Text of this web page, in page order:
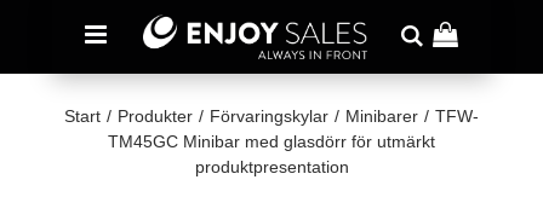
Start / Produkter / Förvaringskylar / Minibarer / TFW-
TM45GC Minibar med glasdörr för utmärkt
produktpresentation